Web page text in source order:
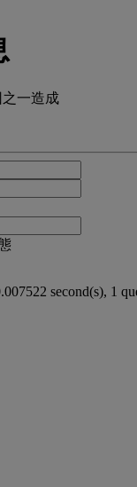
一造成
second(s), 1